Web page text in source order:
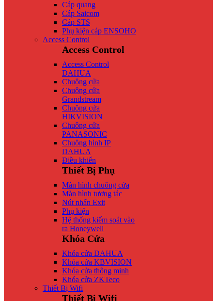
Cáp quang
Cáp Saicom
Cáp STS
Phụ kiện cáp ENSOHO
Access Control
Access Control
Access Control
DAHUA
Chuông cửa
Chuông cửa
Grandstream
Chuông cửa
HIKVISION
Chuông cửa
PANASONIC
Chuông hình IP
DAHUA
Điều khiển
Thiết Bị Phụ
Màn hình chuông cửa
Màn hình tương tác
Nút nhấn Exit
Phụ kiện
Hệ thống kiểm soát vào
ra Honeywell
Khóa Cửa
Khóa cửa DAHUA
Khóa cửa KBVISION
Khóa cửa thông minh
Khóa cửa ZKTeco
Thiết Bị Wifi
Thiết Bị Wifi